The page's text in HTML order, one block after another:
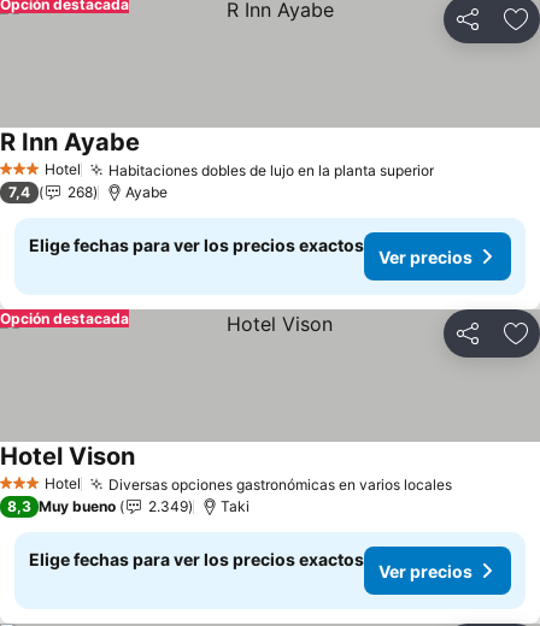
Compartir
Opción destacada
3 Estrellas
Hotel Habitaciones dobles de lujo en la planta superiorVer precios
R Inn Ayabe
7,4 268 Ayabe
Elige fechas para ver los precios exactos
Ver precios
Compartir
Opción destacada
3 Estrellas
Hotel Diversas opciones gastronómicas en varios localesVer
Hotel VisonVer precios
8,3 Muy bueno 2.349 Taki
Elige fechas para ver los precios exactos
Ver precios